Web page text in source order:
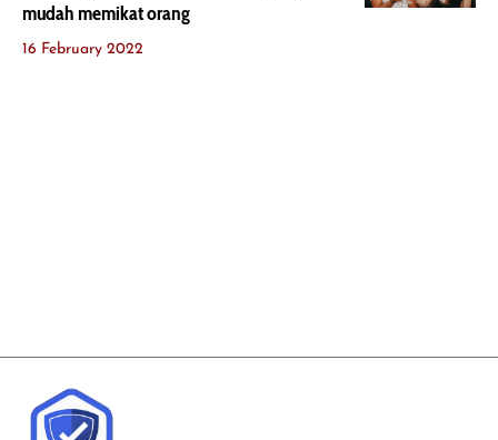
mudah memikat orang
16 February 2022